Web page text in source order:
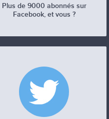
Plus de 9000 abonnés sur
Facebook, et vous ?